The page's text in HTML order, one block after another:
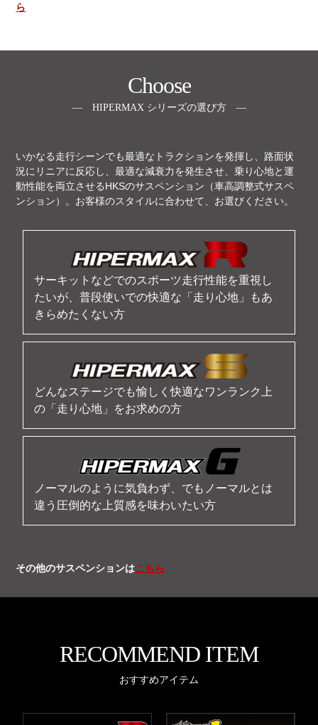
ら
Choose
― HIPERMAX シリーズの選び方 ―
いかなる走行シーンでも最適なトラクションを発揮し、路面状
況にリニアに反応し、最適な減衰力を発生させ、乗り心地と運
動性能を両立させるHKSのサスペンション（車高調整式サスペ
ンション）。お客様のスタイルに合わせて、お選びください。
サーキットなどでのスポーツ走行性能を重視し
たいが、普段使いでの快適な「走り心地」もあ
きらめたくない方
どんなステージでも愉しく快適なワンランク上
の「走り心地」をお求めの方
ノーマルのように気負わず、でもノーマルとは
違う圧倒的な上質感を味わいたい方
その他のサスペンションはこちら
RECOMMEND ITEM
おすすめアイテム